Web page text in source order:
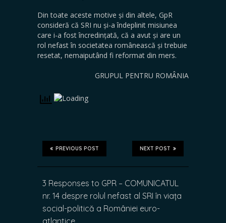
Din toate aceste motive și din altele, GpR
consideră că SRI nu și-a îndeplinit misiunea
care i-a fost încredințată, că a avut și are un
rol nefast în societatea românească și trebuie
resetat, nemaiputând fi reformat din mers.
GRUPUL PENTRU ROMÂNIA
NEXT POST
PREVIOUS POST
3 Responses to GPR – COMUNICATUL
nr. 14 despre rolul nefast al SRI în viața
social-politică a României euro-
atlantice